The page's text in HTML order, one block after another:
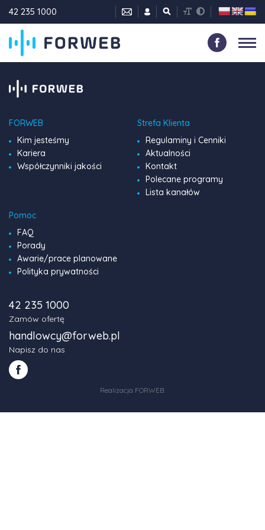
42 235 1000
FORWEB
Kim jesteśmy
Kariera
Współczynniki jakości
Strefa Klienta
Regulaminy i Cenniki
Aktualności
Kontakt
Polecane programy
Lista kanałów
Pomoc
FAQ
Porady
Awarie/prace planowane
Polityka prywatności
42 235 1000
Zamów ofertę
handlowcy@forweb.pl
Napisz do nas
Realizacja FORWEB.